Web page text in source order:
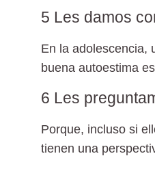
5 Les damos
En la adolescencia,
buena autoestima
6 Les
Porque, incluso si
tienen una